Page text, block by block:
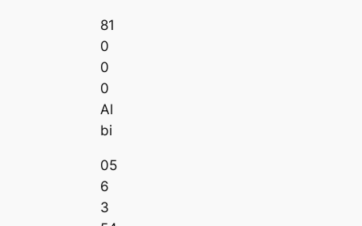
81
0
0
0
Al
bi
05
6
3